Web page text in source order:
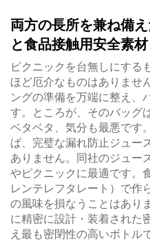
両方の長所を兼ね備
と食品接触用安全素材
ピクニックを台無しにする
ほど厄介なものはありませ
ングの準備を万端に整え、
す。ところが、そのバッグ
ベタベタ、気分も最悪です
ば、完璧な漏れ防止ジュー
ありません。同社のジュー
やピクニックに最適です。
レンテレフタレート）で作
の風味を損なうことはあり
に精密に設計・装着された
え最も密閉性の高いボトル